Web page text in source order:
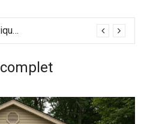
Sous-couche acoustique compatible chauffage sol